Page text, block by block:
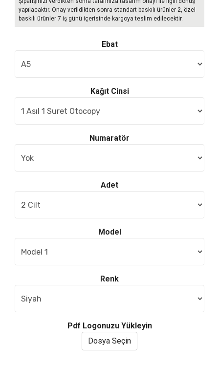
yapılacaktır. Onay verildikten sonra standart baskılı ürünler 2, özel
baskılı ürünler 7 iş günü içerisinde kargoya teslim edilecektir.
Ebat
Kağıt Cinsi
Numaratör
Adet
Model
Renk
Pdf Logonuzu Yükleyin
Dosya Seçin